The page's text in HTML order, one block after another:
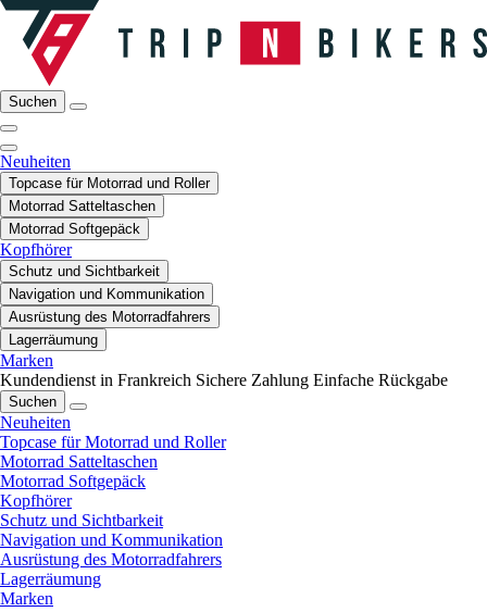
Suchen
Neuheiten
Topcase für Motorrad und Roller
Motorrad Satteltaschen
Motorrad Softgepäck
Kopfhörer
Schutz und Sichtbarkeit
Navigation und Kommunikation
Ausrüstung des Motorradfahrers
Lagerräumung
Marken
Kundendienst in Frankreich Sichere Zahlung Einfache Rückgabe
Suchen
Neuheiten
Topcase für Motorrad und Roller
Motorrad Satteltaschen
Motorrad Softgepäck
Kopfhörer
Schutz und Sichtbarkeit
Navigation und Kommunikation
Ausrüstung des Motorradfahrers
Lagerräumung
Marken